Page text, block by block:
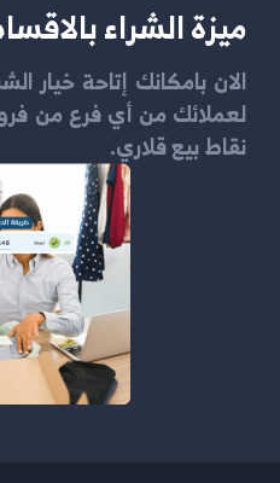
ميزة الشراء
الان بامكانك إتاحة خيار
لعملائك من أي فرع من
نقاط بيع قلاري.